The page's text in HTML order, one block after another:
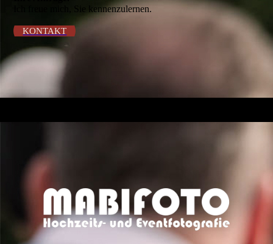
Ich freue mich, Sie kennenzulernen.
KONTAKT